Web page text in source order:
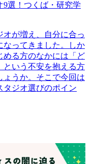
選！つくば・研究学
が増え、自分に合っ
なってきました。しか
める方のなかには「ど
という不安を抱える方
ょうか。そこで今回は
タジオ選びのポイン